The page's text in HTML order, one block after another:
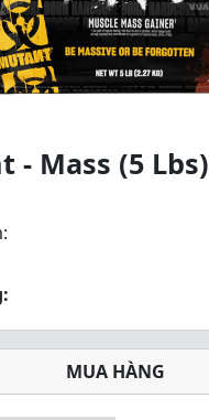
- Mass (5 Lbs)
MUA HÀNG